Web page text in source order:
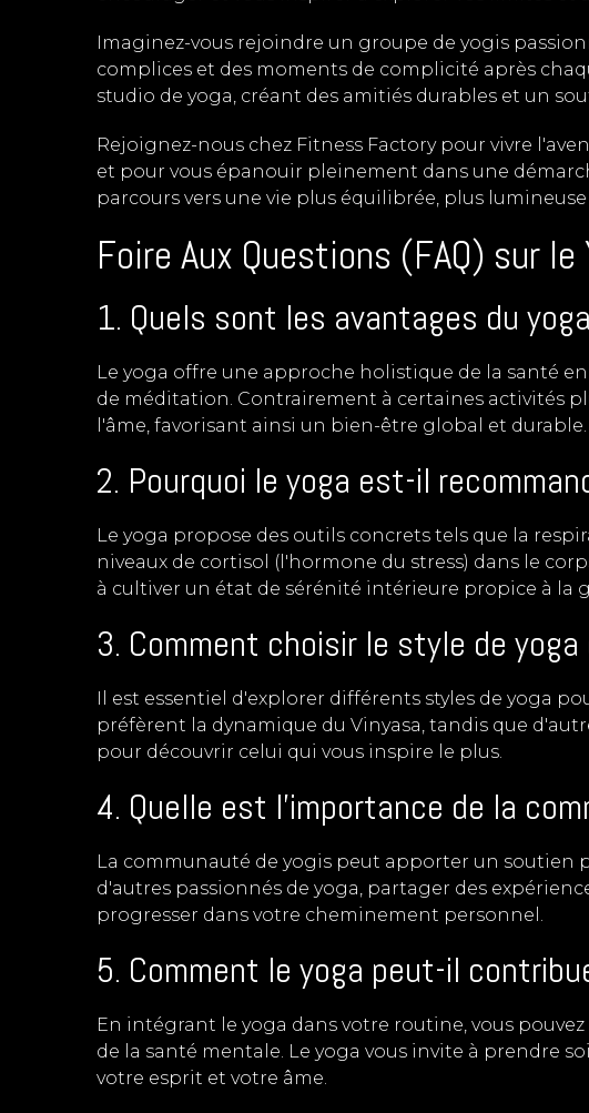
Imaginez-vous rejoindre un groupe de yogis
complices et des moments de complicité après
studio de yoga, créant des amitiés durables et un
Rejoignez-nous chez Fitness Factory pour vivre
et pour vous épanouir pleinement dans une
parcours vers une vie plus équilibrée, plus
Foire Aux Questions (FAQ) sur
1. Quels sont les avantages du
Le yoga offre une approche holistique de la santé
de méditation. Contrairement à certaines activités
l'âme, favorisant ainsi un bien-être global et durable.
2. Pourquoi le yoga est-il
Le yoga propose des outils concrets tels que la
niveaux de cortisol (l'hormone du stress) dans le
à cultiver un état de sérénité intérieure propice à la
3. Comment choisir le style de
Il est essentiel d'explorer différents styles de yoga
préfèrent la dynamique du Vinyasa, tandis que
pour découvrir celui qui vous inspire le plus.
4. Quelle est l'importance de la
La communauté de yogis peut apporter un soutien
d'autres passionnés de yoga, partager des
progresser dans votre cheminement personnel.
5. Comment le yoga peut-il
En intégrant le yoga dans votre routine, vous
de la santé mentale. Le yoga vous invite à prendre
votre esprit et votre âme.